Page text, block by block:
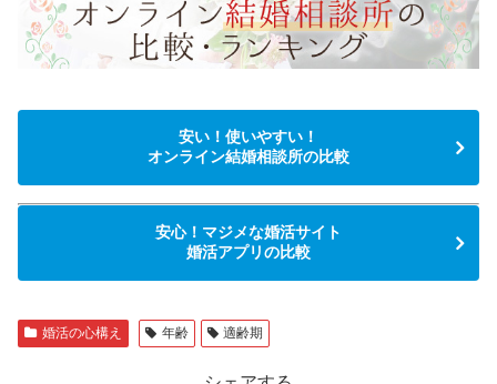
安い！使いやすい！
オンライン結婚相談所の比較
安心！マジメな婚活サイト
婚活アプリの比較
婚活の心構え 年齢 適齢期